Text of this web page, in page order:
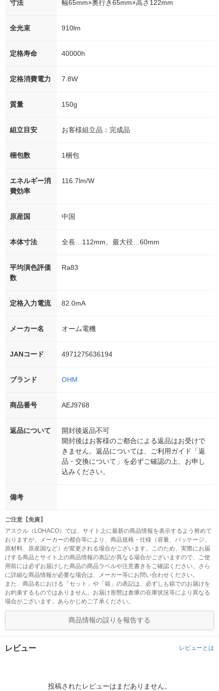
寸法 幅65mm×奥行き65mm×高さ122mm
全光束 910lm
定格寿命 40000h
定格消費電力 7.8W
質量 150g
組立目安 お客様組立品：完成品
梱包数 1梱包
エネルギー消
費効率
116.7lm/W
原産国 中国
本体寸法 全長…112mm、最大径…60mm
平均演色評価
数
Ra83
定格入力電流 82.0mA
メーカー名 オーム電機
JANコード 4971275636194
ブランド OHM
商品番号 AEJ9768
返品について
開封後返品不可
開封後はお客様のご都合による返品はお受けで
きません。返品については、ご利用ガイド「返
品・交換について」を必ずご確認の上、お申し
込みください。
備考
ご注意【免責】
アスクル（LOHACO）では、サイト上に最新の商品情報を表示するよう努めて
おりますが、メーカーの都合等により、商品規格・仕様（容量、パッケージ、
原材料、原産国など）が変更される場合がございます。このため、実際にお届
けする商品とサイト上の商品情報の表記が異なる場合がございますので、ご使
用前には必ずお届けした商品の商品ラベルや注意書きをご確認ください。さら
に詳細な商品情報が必要な場合は、メーカー等にお問い合わせください。
また、商品名における「セット」や「箱」の表記は、必ずしも箱でのお届けを
お約束するものではありません。お届け形態は倉庫の在庫状況等により異なる
場合がございます。あらかじめご了承ください。
商品情報の誤りを報告する
レビュー レビューとは
投稿されたレビューはまだありません。